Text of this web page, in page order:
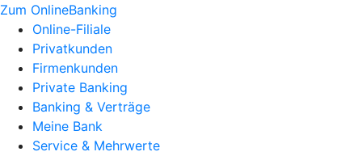
Zum OnlineBanking
Online-Filiale
Privatkunden
Firmenkunden
Private Banking
Banking & Verträge
Meine Bank
Service & Mehrwerte